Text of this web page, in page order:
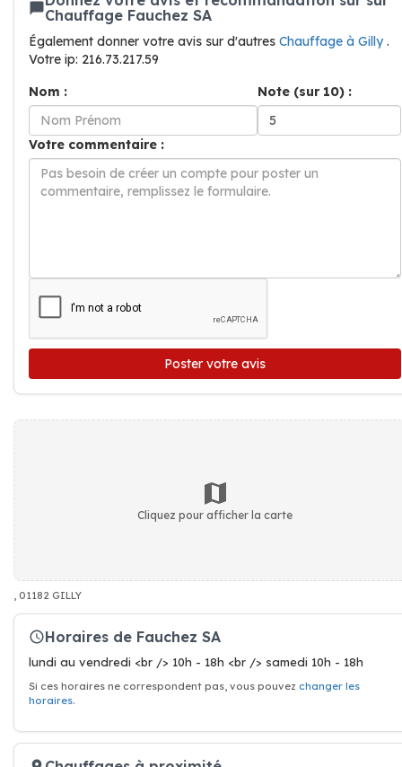
Chauffage Fauchez SA
Également donner votre avis sur d'autres Chauffage à Gilly.
Votre ip: 216.73.217.59
Nom :
Note (sur 10) :
Votre commentaire :
Poster votre avis
Cliquez pour afficher la carte
, 01182 GILLY
Horaires de Fauchez SA
lundi au vendredi <br /> 10h - 18h <br /> samedi 10h - 18h
Si ces horaires ne correspondent pas, vous pouvez changer les
horaires.